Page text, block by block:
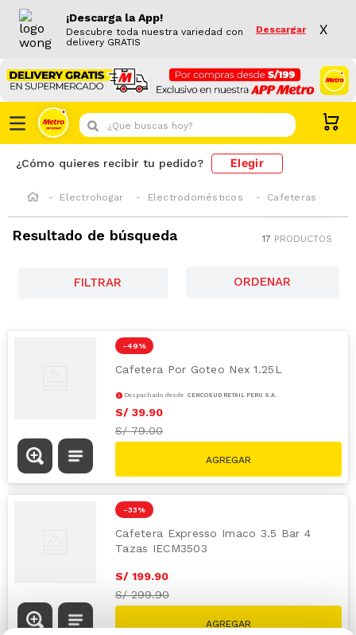
¡Descarga la App!
Descubre toda nuestra variedad con
delivery GRATIS
Descargar X
¿Que buscas hoy?
¿Cómo quieres recibir tu pedido? Elegir
Electrohogar Electrodomésticos Cafeteras
Resultado de búsqueda 17 PRODUCTOS
FILTRAR
-49 %
Cafetera Por Goteo Nex 1.25L
Despachado desde CENCOSUD RETAIL PERÚ S.A.
S/ 39.90
S/79.00
-33 %
Cafetera Expresso Imaco 3.5 Bar 4
Tazas IECM3503
S/ 199.90
S/299.90